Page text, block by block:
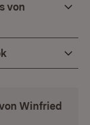
von
Winfried